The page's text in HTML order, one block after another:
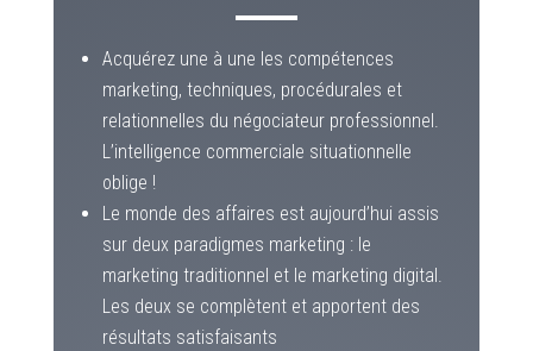
Acquérez une à une les compétences
marketing, techniques, procédurales et
relationnelles du négociateur professionnel.
L’intelligence commerciale situationnelle
oblige !
Le monde des affaires est aujourd’hui assis
sur deux paradigmes marketing : le
marketing traditionnel et le marketing digital.
Les deux se complètent et apportent des
résultats satisfaisants